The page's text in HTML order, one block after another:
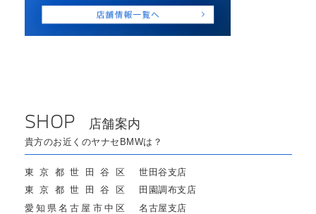
SHOP 店舗案内
貴方のお近くのヤナセBMWは？
東京都世田谷区
世田谷支店
東京都世田谷区
田園調布支店
愛知県名古屋市中区
名古屋支店